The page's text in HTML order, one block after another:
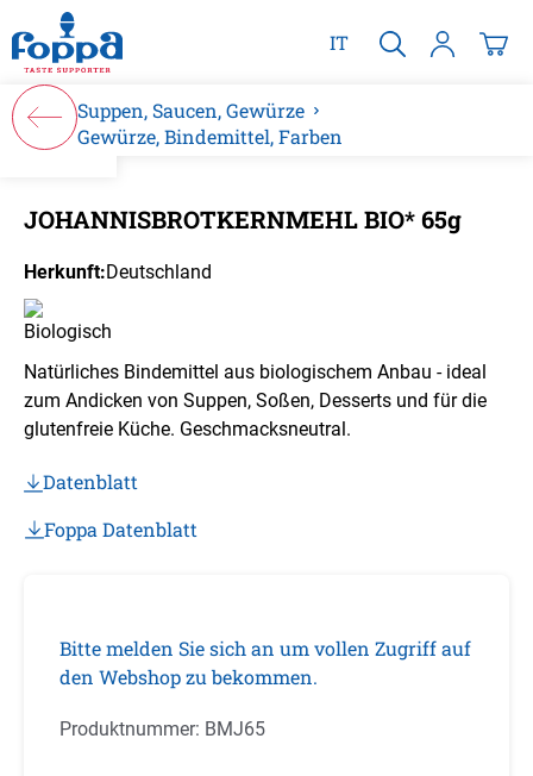
springen
IT
Suppen, Saucen, Gewürze
Gewürze, Bindemittel, Farben
JOHANNISBROTKERNMEHL BIO* 65g
Herkunft:Deutschland
Natürliches Bindemittel aus biologischem Anbau - ideal
zum Andicken von Suppen, Soßen, Desserts und für die
glutenfreie Küche. Geschmacksneutral.
Datenblatt
Foppa Datenblatt
Bitte melden Sie sich an um vollen Zugriff auf
den Webshop zu bekommen.
Produktnummer: BMJ65